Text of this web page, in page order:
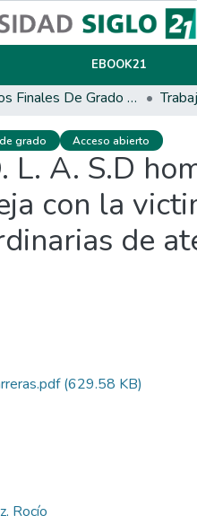
EBOOK21
Trabajos Finales De Grado Y Posgrado
grado Acceso abierto
L. A. S.D
con la
de
(629.58 KB)
Rocío